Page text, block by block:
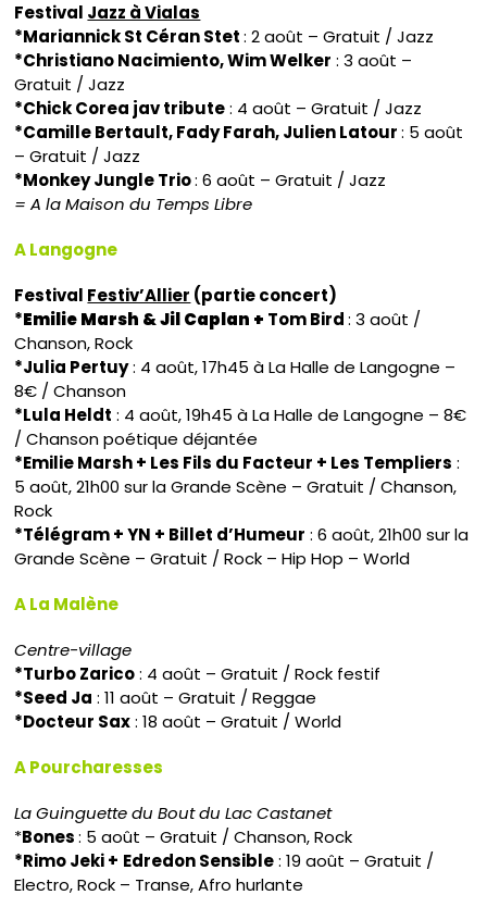
Festival Jazz à Vialas
*Mariannick St Céran Stet: 2 août – Gratuit / Jazz
*Christiano Nacimiento, Wim Welker : 3 août –
Gratuit / Jazz
*Chick Corea jav tribute: 4 août – Gratuit / Jazz
*Camille Bertault, Fady Farah, Julien Latour: 5 août
– Gratuit / Jazz
*Monkey Jungle Trio: 6 août – Gratuit / Jazz
= A la Maison du Temps Libre
A Langogne
Festival Festiv’Allier (partie concert)
*Emilie Marsh & Jil Caplan + Tom Bird: 3 août /
Chanson, Rock
*Julia Pertuy: 4 août, 17h45 à La Halle de Langogne –
8€ / Chanson
*Lula Heldt : 4 août, 19h45 à La Halle de Langogne – 8€
/ Chanson poétique déjantée
*Emilie Marsh + Les Fils du Facteur + Les Templiers :
5 août, 21h00 sur la Grande Scène – Gratuit / Chanson,
Rock
*Télégram + YN + Billet d’Humeur : 6 août, 21h00 sur la
Grande Scène – Gratuit / Rock – Hip Hop – World
A La Malène
Centre-village
*Turbo Zarico: 4 août – Gratuit / Rock festif
*Seed Ja : 11 août – Gratuit / Reggae
*Docteur Sax: 18 août – Gratuit / World
A Pourcharesses
La Guinguette du Bout du Lac Castanet
*Bones: 5 août – Gratuit / Chanson, Rock
*Rimo Jeki + Edredon Sensible: 19 août – Gratuit /
Electro, Rock – Transe, Afro hurlante